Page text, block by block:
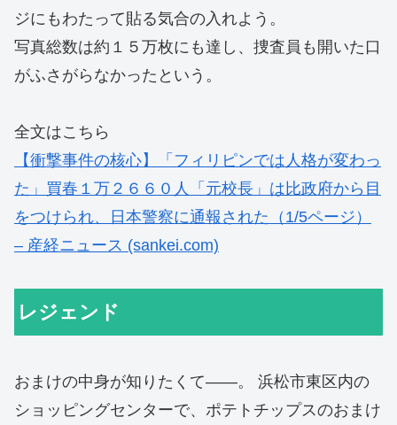
ジにもわたって貼る気合の入れよう。
写真総数は約１５万枚にも達し、捜査員も開いた口
がふさがらなかったという。
全文はこちら
【衝撃事件の核心】「フィリピンでは人格が変わっ
た」買春１万２６６０人「元校長」は比政府から目
をつけられ、日本警察に通報された（1/5ページ）
– 産経ニュース (sankei.com)
レジェンド
おまけの中身が知りたくて――。 浜松市東区内の
ショッピングセンターで、ポテトチップスのおまけ